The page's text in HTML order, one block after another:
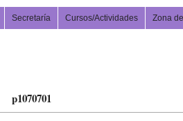
Secretaría Cursos/Actividades Zona
p1070701